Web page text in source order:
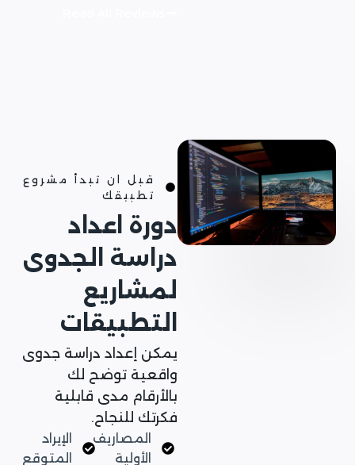
قبل ان تبدأ مشروع
تطبيقك
دورة اعداد
دراسة الجدوى
لمشاريع
التطبيقات
يمكن إعداد دراسة جدوى
واقعية توضح لك
بالأرقام مدى قابلية
فكرتك للنجاح.
المصاريف
الأولية
الإيراد
المتوقع